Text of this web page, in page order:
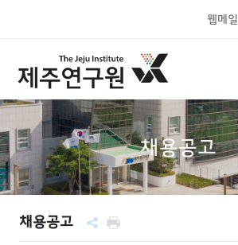
웹메일
채용공고
채용공고